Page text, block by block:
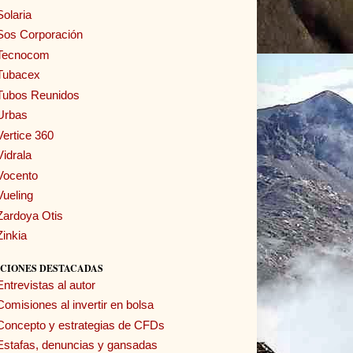
Corporación
Reunidos
360
Otis
DESTACADAS
al autor
al invertir en bolsa
y estrategias de CFDs
denuncias y gansadas